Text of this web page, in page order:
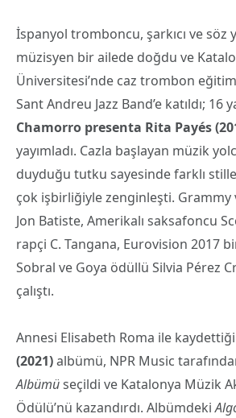
İspanyol tromboncu, şarkıcı ve söz
müzisyen bir ailede doğdu ve
Üniversitesi’nde caz trombon
Sant Andreu Jazz Band’e katıldı; 16
Chamorro presenta Rita Payés
yayımladı. Cazla başlayan müzik
duyduğu tutku sayesinde farklı
çok işbirliğiyle zenginleşti. Grammy
Jon Batiste, Amerikalı saksafoncu
rapçi C. Tangana, Eurovision 2017
Sobral ve Goya ödüllü Silvia Pérez
çalıştı.
Annesi Elisabeth Roma ile kaydettiği
(2021)albümü, NPR Music
Albümüseçildi ve Katalonya Müzik
Ödülü’nü kazandırdı. Albümdeki